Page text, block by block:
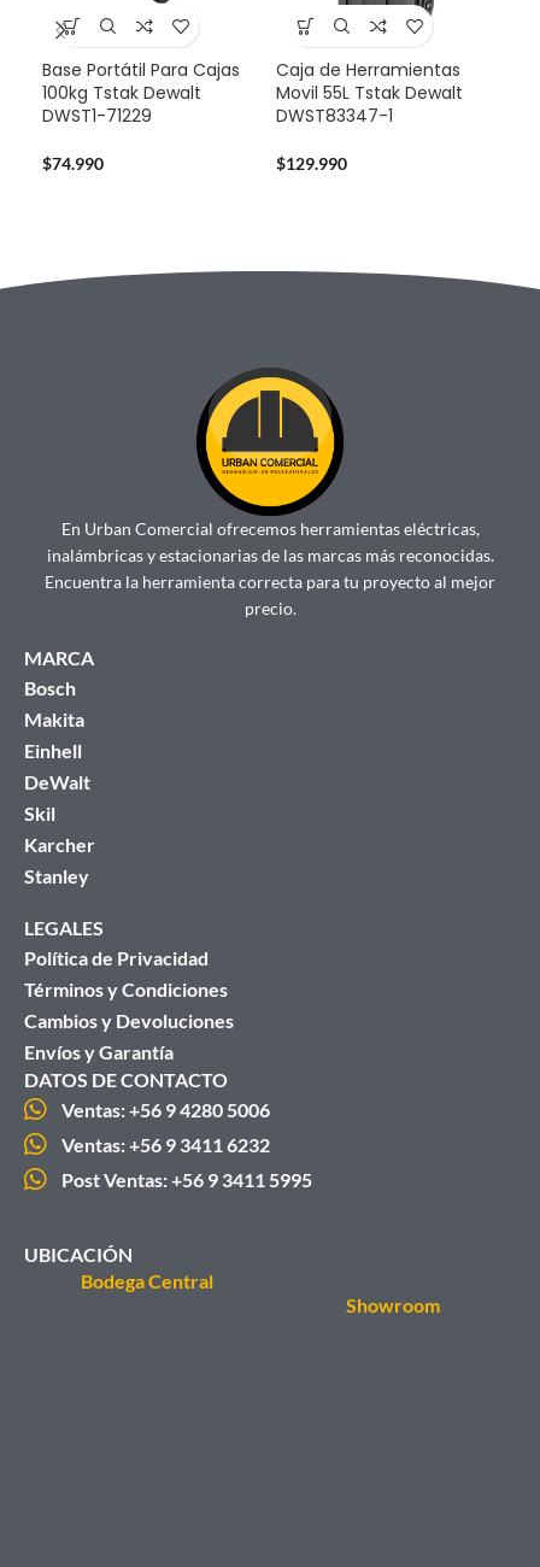
Base Portátil Para Cajas
100kg Tstak Dewalt
DWST1-71229
$74.990
Caja de Herramientas
Movil 55L Tstak Dewalt
DWST83347-1
$129.990
En Urban Comercial ofrecemos herramientas eléctricas,
inalámbricas y estacionarias de las marcas más reconocidas.
Encuentra la herramienta correcta para tu proyecto al mejor
precio.
MARCA
Bosch
Makita
Einhell
DeWalt
Skil
Karcher
Stanley
LEGALES
Política de Privacidad
Términos y Condiciones
Cambios y Devoluciones
Envíos y Garantía
DATOS DE CONTACTO
Ventas: +56 9 4280 5006
Ventas: +56 9 3411 6232
Post Ventas: +56 9 3411 5995
UBICACIÓN
Bodega Central
Showroom